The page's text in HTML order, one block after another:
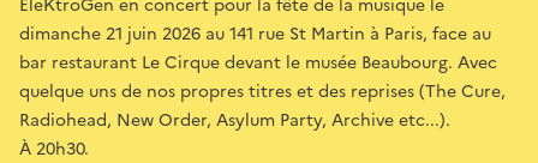
dimanche 21 juin 2026 au 141 rue St Martin à Paris, face au
bar restaurant Le Cirque devant le musée Beaubourg. Avec
quelque uns de nos propres titres et des reprises (The Cure,
Radiohead, New Order, Asylum Party, Archive etc...).
À 20h30.